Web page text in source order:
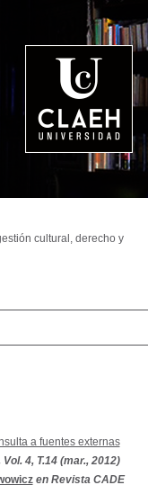
a fuentes externas
4, T.14 (mar., 2012)
en Revista CADE
cultural, derecho y